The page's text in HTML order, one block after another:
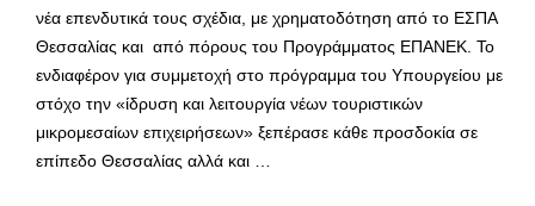
νέα επενδυτικά τους σχέδια, με χρηματοδότηση από το ΕΣΠΑ
Θεσσαλίας και από πόρους του Προγράμματος ΕΠΑΝΕΚ. Το
ενδιαφέρον για συμμετοχή στο πρόγραμμα του Υπουργείου με
στόχο την «ίδρυση και λειτουργία νέων τουριστικών
μικρομεσαίων επιχειρήσεων» ξεπέρασε κάθε προσδοκία σε
επίπεδο Θεσσαλίας αλλά και …